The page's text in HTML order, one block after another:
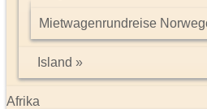
Mietwagenrundreise
Island
Afrika